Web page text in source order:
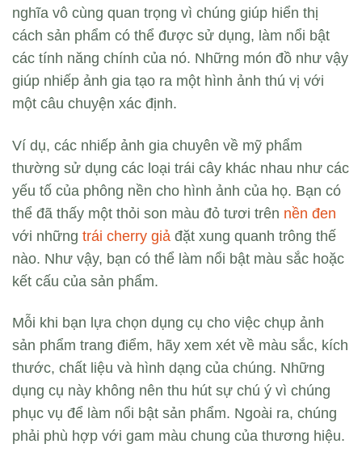
nghĩa vô cùng quan trọng vì chúng giúp hiển thị
cách sản phẩm có thể được sử dụng, làm nổi bật
các tính năng chính của nó. Những món đồ như vậy
giúp nhiếp ảnh gia tạo ra một hình ảnh thú vị với
một câu chuyện xác định.
Ví dụ, các nhiếp ảnh gia chuyên về mỹ phẩm
thường sử dụng các loại trái cây khác nhau như các
yếu tố của phông nền cho hình ảnh của họ. Bạn có
thể đã thấy một thỏi son màu đỏ tươi trên nền đen
với những trái cherry giả đặt xung quanh trông thế
nào. Như vậy, bạn có thể làm nổi bật màu sắc hoặc
kết cấu của sản phẩm.
Mỗi khi bạn lựa chọn dụng cụ cho việc chụp ảnh
sản phẩm trang điểm, hãy xem xét về màu sắc, kích
thước, chất liệu và hình dạng của chúng. Những
dụng cụ này không nên thu hút sự chú ý vì chúng
phục vụ để làm nổi bật sản phẩm. Ngoài ra, chúng
phải phù hợp với gam màu chung của thương hiệu.